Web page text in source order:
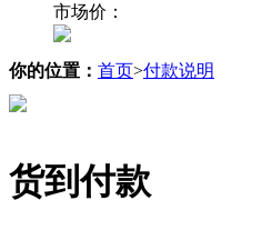
市场价：
你的位置： 首页>付款说明
货到付款